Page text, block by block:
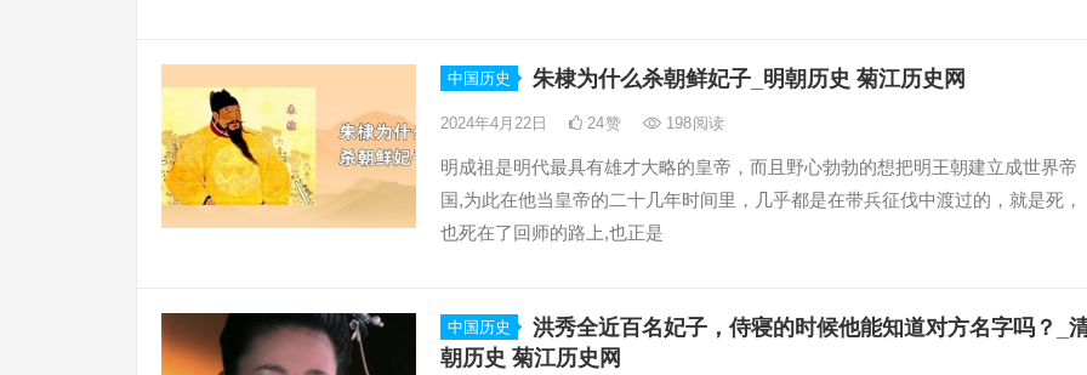
中国历史 朱棣为什么杀朝鲜妃子_明朝历史 菊江历史网
2024年4月22日 24赞 198阅读
明成祖是明代最具有雄才大略的皇帝，而且野心勃勃的想把明王朝建立成世界帝
国,为此在他当皇帝的二十几年时间里，几乎都是在带兵征伐中渡过的，就是死，
也死在了回师的路上,也正是
中国历史
洪秀全近百名妃子，侍寝的时候他能知道对方名字吗？_
朝历史 菊江历史网